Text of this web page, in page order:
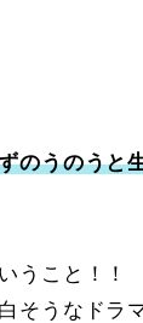
のうのうと
うこと！！
そうなドラ